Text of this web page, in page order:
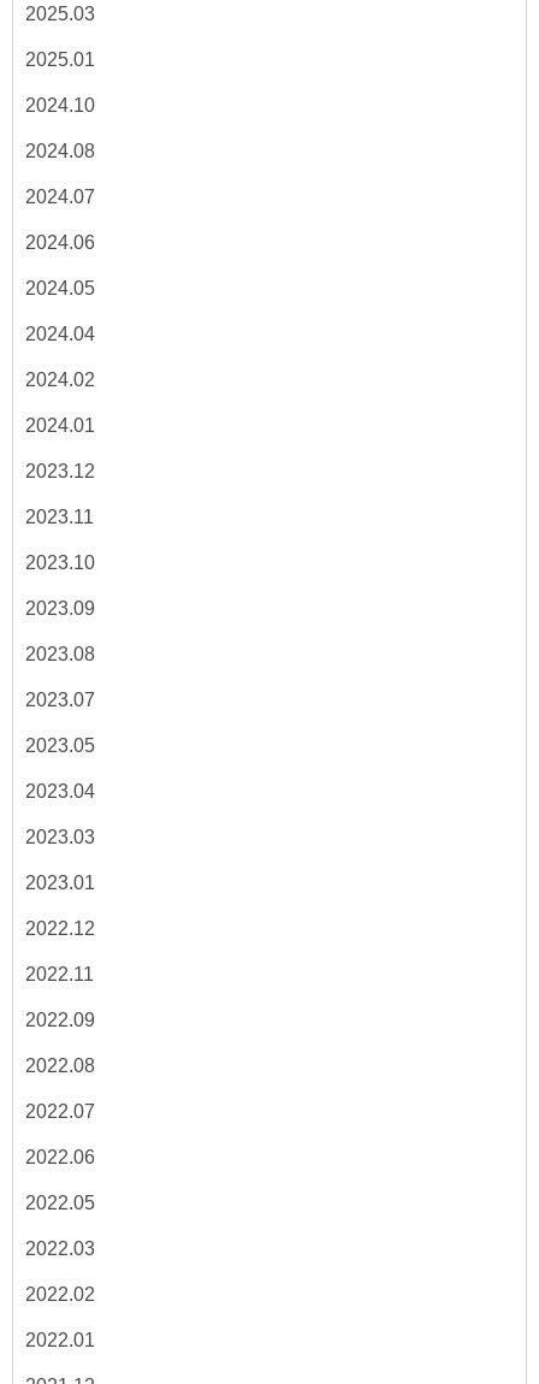
2025.03
2025.01
2024.10
2024.08
2024.07
2024.06
2024.05
2024.04
2024.02
2024.01
2023.12
2023.11
2023.10
2023.09
2023.08
2023.07
2023.05
2023.04
2023.03
2023.01
2022.12
2022.11
2022.09
2022.08
2022.07
2022.06
2022.05
2022.03
2022.02
2022.01